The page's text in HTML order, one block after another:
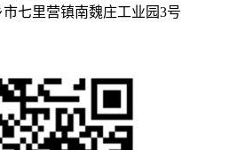
七里营镇南魏庄工业园3号